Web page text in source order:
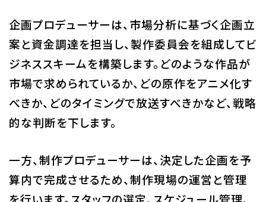
企画プロデューサーは、市場分析に基づく企画立
案と資金調達を担当し、製作委員会を組成してビ
ジネススキームを構築します。どのような作品が
市場で求められているか、どの原作をアニメ化す
べきか、どのタイミングで放送すべきかなど、戦略
的な判断を下します。
一方、制作プロデューサーは、決定した企画を予
算内で完成させるため、制作現場の運営と管理
を行います。スタッフの選定、スケジュール管理、